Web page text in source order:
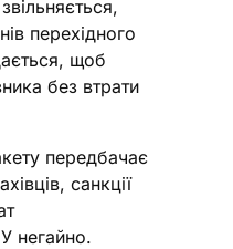
перехідного
щоб
без втрати
передбачає
санкції
негайно.